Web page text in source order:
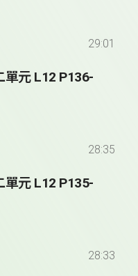
29:01
單元 L12 P136-
28:35
單元 L12 P135-
28:33